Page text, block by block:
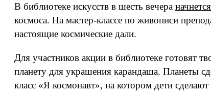
В библиотеке искусств в шесть вечера начнется
космоса. На мастер-классе по живописи
настоящие космические дали.
Для участников акции в библиотеке готовят
планету для украшения карандаша. Планеты
класс «Я космонавт», на котором дети